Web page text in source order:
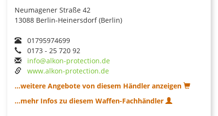
Neumagener Straße 42
13088 Berlin-Heinersdorf (Berlin)
01795974699
0173 - 25 720 92
info@alkon-protection.de
www.alkon-protection.de
...weitere Angebote von diesem Händler anzeigen
...mehr Infos zu diesem Waffen-Fachhändler